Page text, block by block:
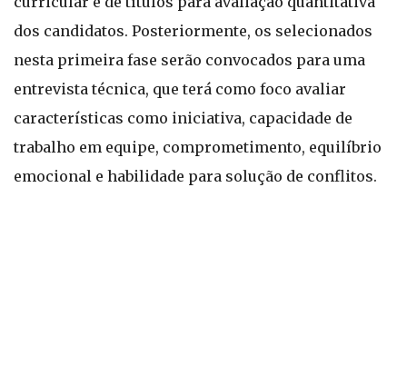
dos candidatos. Posteriormente, os selecionados
nesta primeira fase serão convocados para uma
entrevista técnica, que terá como foco avaliar
características como iniciativa, capacidade de
trabalho em equipe, comprometimento, equilíbrio
emocional e habilidade para solução de conflitos.